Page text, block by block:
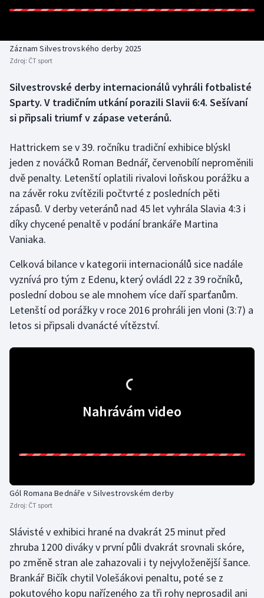
Baseball a softbal
Biatlon
Boby a skeleton
Box
Curling
Dostihy
Florbal
Futsal
Golf
Gymnastika
Házená
Jezdectví
Moderní pětiboj
Olympijské hry
Parasport
Soutěže
Aplikace ČT sport
AZ kvíz
Záznam Silvestrovského derby 2025
Zdroj: ČT sport
Silvestrovské derby internacionálů vyhráli fotbalisté
Sparty. V tradičním utkání porazili Slavii 6:4. Sešívaní
si připsali triumf v zápase veteránů.
Hattrickem se v 39. ročníku tradiční exhibice blýskl
jeden z nováčků Roman Bednář, červenobílí neproměnili
dvě penalty. Letenští oplatili rivalovi loňskou porážku a
na závěr roku zvítězili počtvrté z posledních pěti
zápasů. V derby veteránů nad 45 let vyhrála Slavia 4:3 i
díky chycené penaltě v podání brankáře Martina
Vaniaka.
Celková bilance v kategorii internacionálů sice nadále
vyznívá pro tým z Edenu, který ovládl 22 z 39 ročníků,
poslední dobou se ale mnohem více daří sparťanům.
Letenští od porážky v roce 2016 prohráli jen vloni (3:7) a
letos si připsali dvanácté vítězství.
Nahrávám video
Gól Romana Bednáře v Silvestrovském derby
Zdroj: ČT sport
Slávisté v exhibici hrané na dvakrát 25 minut před
zhruba 1200 diváky v první půli dvakrát srovnali skóre,
po změně stran ale zahazovali i ty nejvyloženější šance.
Brankář Bičík chytil Volešákovi penaltu, poté se z
pokutového kopu nařízeného za tři rohy neprosadil ani